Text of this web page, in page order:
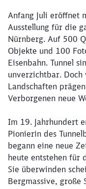
Anfang Juli eröffnet
Ausstellung für die
Nürnberg. Auf 500
Objekte und 100
Eisenbahn. Tunnel
unverzichtbar.
Landschaften
Verborgenen neue
Im 19. Jahrhundert
Pionierin des
begann eine neue
heute entstehen für
Sie überwinden
Bergmassive, große